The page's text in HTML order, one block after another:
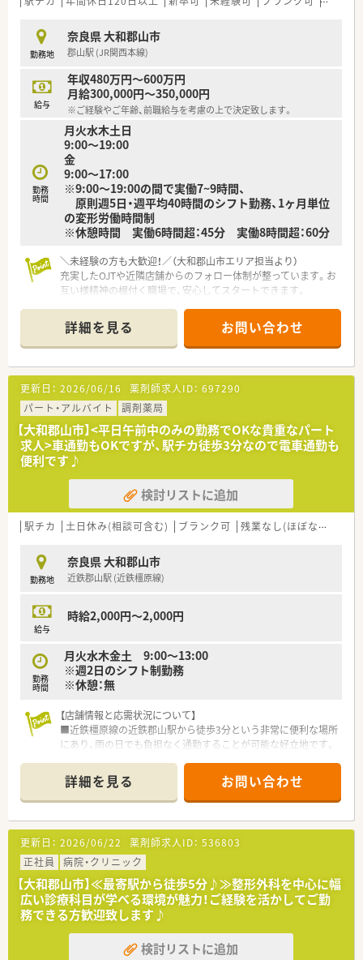
勤務地
奈良県 大和郡山市
郡山駅 (JR関西本線)
給与
年収480万円～600万円
月給300,000円～350,000円
※ご経験やご年齢、前職給与を考慮の上で決定致します。
勤務
時間
月火水木土日
9:00～19:00
金
9:00～17:00
※9:00～19:00の間で実働7~9時間、
原則週5日・週平均40時間のシフト勤務、1ヶ月単位
の変形労働時間制
※休憩時間 実働6時間超：45分 実働8時間超：60分
＼未経験の方も大歓迎！／（大和郡山市エリア担当より）
充実したOJTや近隣店舗からのフォロー体制が整っています。お
互い様精神の根付く職場で、安心してスタートできます。
【店舗情報と応需状況について】
■郡山駅から徒歩18分に位置しており、近隣にお住まいの方や
マイカーでの通勤をご希望の方にも便利な環境です。
■主に小児科クリニックからの処方箋を1日あたり50枚から60
枚ほど応需しており、専門的な経験が積めます。
■常勤薬剤師2名と複数名の事務スタッフが在籍し、和やかな雰
囲気の中で地域の患者様へ丁寧に服薬指導します。
【求人情報について】
■正社員としての採用となり、これまでのご経験などをしっかり
と考慮した上で年収480万円から600万円の提示です。
■年間休日は120日以上を確保しており、祝日を含まない週休2
日制を導入しているためお休みが充実しています。
■残業代は1分単位で正確に計算されて支給されるため、働いた
時間に対して納得感を持って業務に取り組めます。
【勤務実態について】
■平日と日祝の休みを組み合わせた無理のないシフト制で、月間
の規定労働時間を満たせば柔軟な働き方が可能です。
クライフバランスを重視する方に適した環境です。
■近隣に複数の店舗を展開しているため応援体制が盤石で、急な
詳細を見る お問い合わせ
更新日： 2026/06/16 薬剤師求人ID： 697290
パート・アルバイト
調剤薬局
【大和郡山市】<平日午前中のみの勤務でOKな貴重なパート
求人>車通勤もOKですが、駅チカ徒歩3分なので電車通勤も
便利です♪
検討リストに追加
駅チカ 土日休み(相談可含む) ブランク可 残業なし(ほぼなし含む)
勤務地
奈良県 大和郡山市
近鉄郡山駅 (近鉄橿原線)
給与
時給2,000円～2,000円
勤務
時間
月火水木金土 9:00～13:00
※週2日のシフト制勤務
※休憩：無
【店舗情報と応需状況について】
■近鉄橿原線の近鉄郡山駅から徒歩3分という非常に便利な場所
にあり、雨の日でも負担なく通勤することが可能な好立地です。
療施設から150名程度の処方箋を安定して受け付けています。
■処方箋枚数は1日平均40枚程度で月間では約800枚から1,000
枚ほどとなり、常時2名体制でゆとりを持って対応します。
【勤務実態について】
■残業はほとんど発生しないため、終業後のプライベートな時間
や家庭での時間を大切にしながら長く働くことが可能です。
■土日休みについても相談が可能となっており、個々のライフス
タイルに合わせた柔軟なシフト調整を積極的に行っています。
■車での通勤も許可されているため、公共交通機関の時間を気に
することなく自分のペースで通える環境が整っています。
【法人特徴について】
詳細を見る お問い合わせ
更新日： 2026/06/22 薬剤師求人ID： 536803
正社員
病院・クリニック
【大和郡山市】≪最寄駅から徒歩5分♪≫整形外科を中心に幅
広い診療科目が学べる環境が魅力！ご経験を活かしてご勤
務できる方歓迎致します♪
検討リストに追加